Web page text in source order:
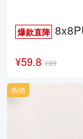
爆款直降 8x8PU照片
¥59.8 ¥89
热销